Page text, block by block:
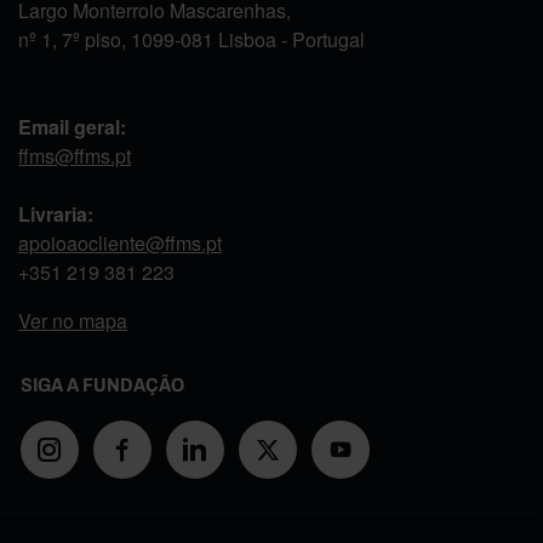
Largo Monterroio Mascarenhas,
nº 1, 7º piso, 1099-081 Lisboa - Portugal
Email geral:
ffms@ffms.pt
Livraria:
apoioaocliente@ffms.pt
+351 219 381 223
Ver no mapa
SIGA A FUNDAÇÃO